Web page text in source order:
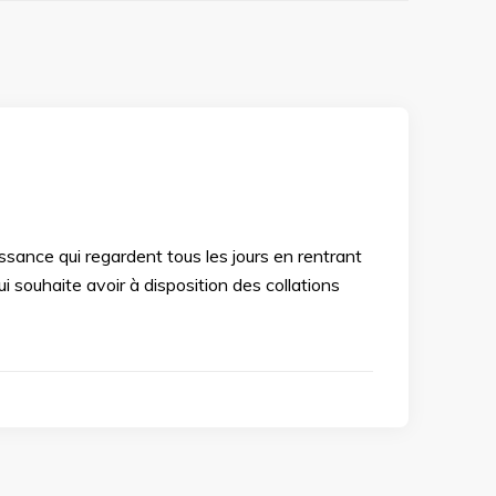
qui regardent tous les jours en rentrant
souhaite avoir à disposition des collations